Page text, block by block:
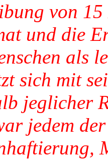
von
und die
als
sich mit
jeglicher
jedem